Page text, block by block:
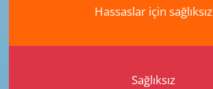
Hassaslar için sağlıksız
Sağlıksız